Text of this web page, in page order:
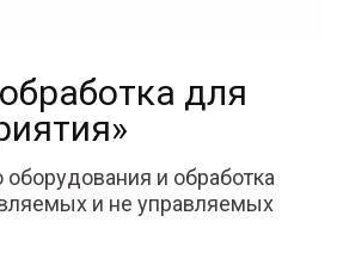
для
оборудования и обработка
и не управляемых